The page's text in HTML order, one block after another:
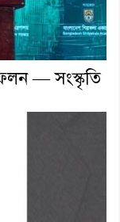
— সংস্কৃতি